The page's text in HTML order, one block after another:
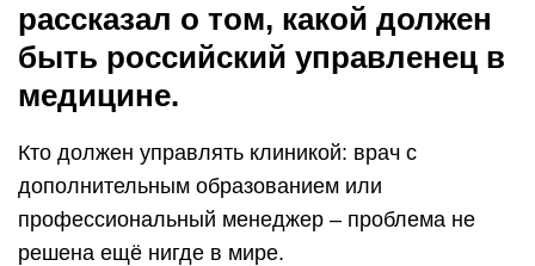
рассказал о том, какой должен
быть российский управленец в
медицине.
Кто должен управлять клиникой: врач с
дополнительным образованием или
профессиональный менеджер – проблема не
решена ещё нигде в мире.